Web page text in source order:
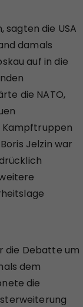
die USA
damals
auf in die
die NATO,
Kampftruppen
Jelzin war
die Debatte um
dem
die